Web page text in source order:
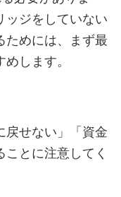
ッジをしていない
ためには、まず最
します。
戻せない」「資金
とに注意してく